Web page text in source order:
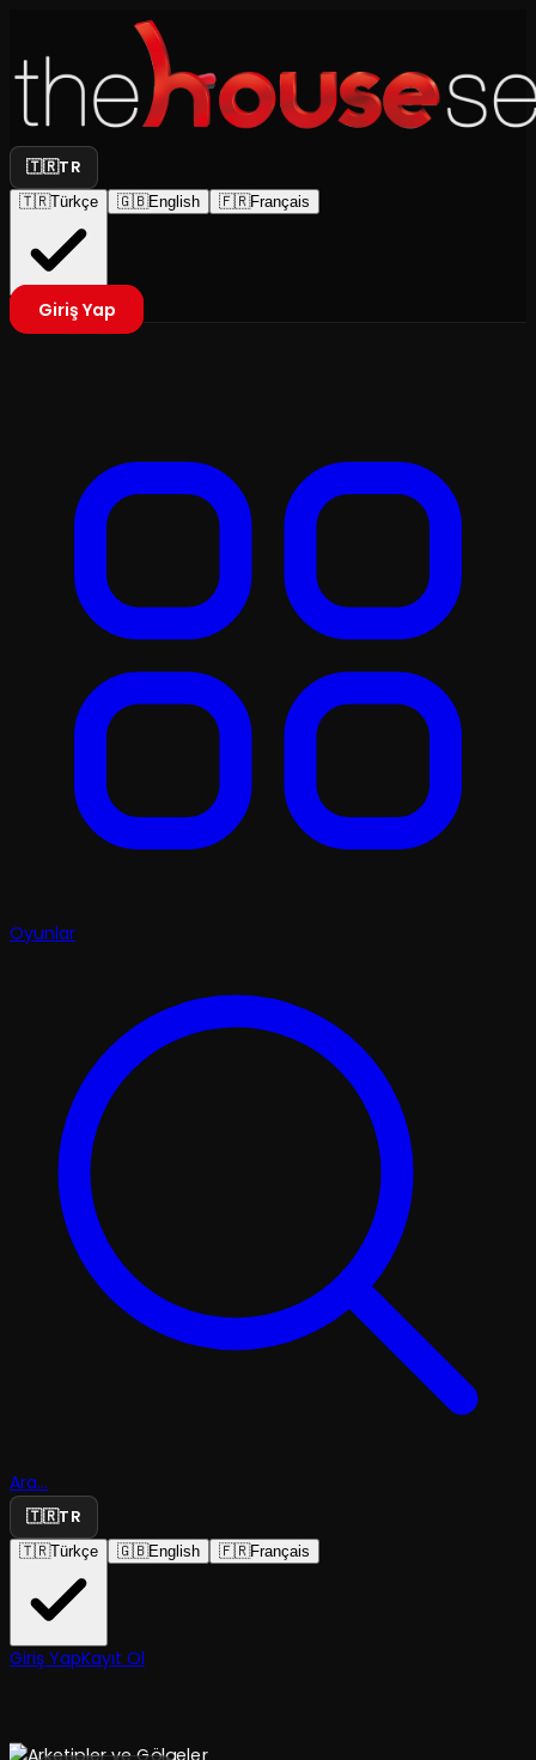
🇹🇷TR
🇹🇷Türkçe 🇬🇧English 🇫🇷Français
Giriş Yap
Oyunlar
Ara...
🇹🇷TR
🇹🇷Türkçe 🇬🇧English 🇫🇷Français
Giriş YapKayıt Ol